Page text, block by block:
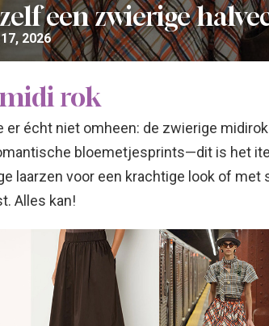
een zwierige
2026
rok
er écht niet omheen: de zwierige
bloemetjesprints—dit is het
laarzen voor een krachtige look of met
Alles kan!